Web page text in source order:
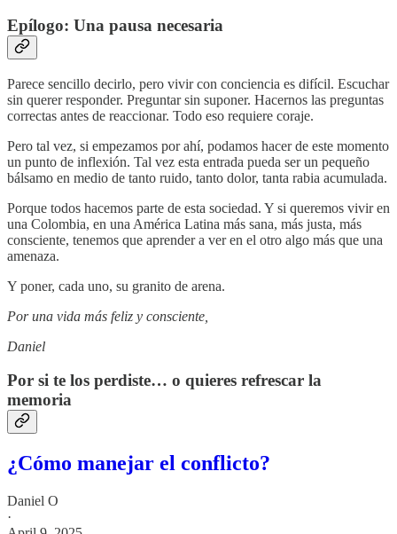
Epílogo: Una pausa necesaria
Parece sencillo decirlo, pero vivir con conciencia es difícil. Escuchar
sin querer responder. Preguntar sin suponer. Hacernos las preguntas
correctas antes de reaccionar. Todo eso requiere coraje.
Pero tal vez, si empezamos por ahí, podamos hacer de este momento
un punto de inflexión. Tal vez esta entrada pueda ser un pequeño
bálsamo en medio de tanto ruido, tanto dolor, tanta rabia acumulada.
Porque todos hacemos parte de esta sociedad. Y si queremos vivir en
una Colombia, en una América Latina más sana, más justa, más
consciente, tenemos que aprender a ver en el otro algo más que una
amenaza.
Y poner, cada uno, su granito de arena.
Por una vida más feliz y consciente,
Daniel
Por si te los perdiste… o quieres refrescar la
memoria
¿Cómo manejar el conflicto?
Daniel O
·